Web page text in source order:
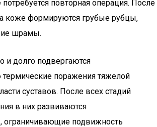
повторная операция. После
коже формируются грубые рубцы,
шрамы.
и долго подвергаются
поражения тяжелой
суставов. После всех стадий
в них развиваются
ограничивающие подвижность